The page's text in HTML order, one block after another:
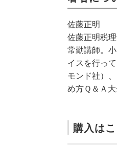
佐藤正明
佐藤正明税
常勤講師。
イスを行っ
モンド社）
め方Ｑ＆Ａ
購入は